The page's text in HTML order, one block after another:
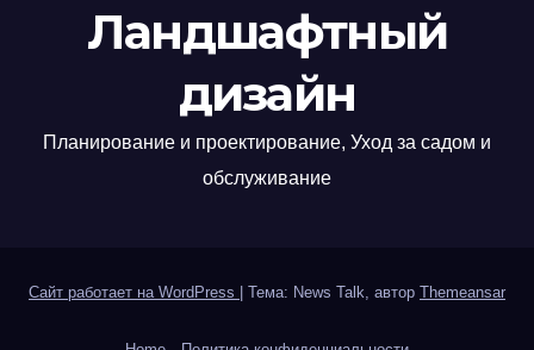
Ландшафтный
дизайн
Планирование и проектирование, Уход за садом и
обслуживание
Сайт работает на WordPress | Тема: News Talk, автор Themeansar